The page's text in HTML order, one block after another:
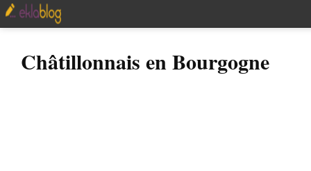
Châtillonnais en Bourgogne